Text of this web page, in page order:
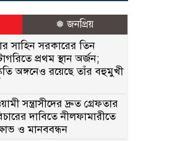
❅ জনপ্রিয়
সাহিন সরকারের তিন
প্রথম স্থান অর্জন;
অঙ্গনেও রয়েছে তাঁর বহুমুখী
সন্ত্রাসীদের দ্রুত গ্রেফতার
দাবিতে নীলফামারীতে
ও মানববন্ধন